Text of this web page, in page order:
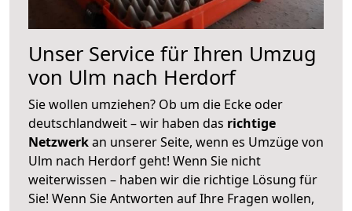
Unser Service für Ihren Umzug
von Ulm nach Herdorf
Sie wollen umziehen? Ob um die Ecke oder
deutschlandweit – wir haben das richtige
Netzwerkan unserer Seite, wenn es Umzüge von
Ulm nach Herdorf geht! Wenn Sie nicht
weiterwissen – haben wir die richtige Lösung für
Sie! Wenn Sie Antworten auf Ihre Fragen wollen,